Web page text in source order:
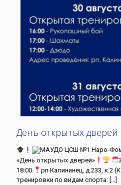
День открытых
МАУДО ЦСШ №1 Наро-
«День открытых дверей»
18:00
рп Калининец, д.233, к.2
тренировки по видам спорта: